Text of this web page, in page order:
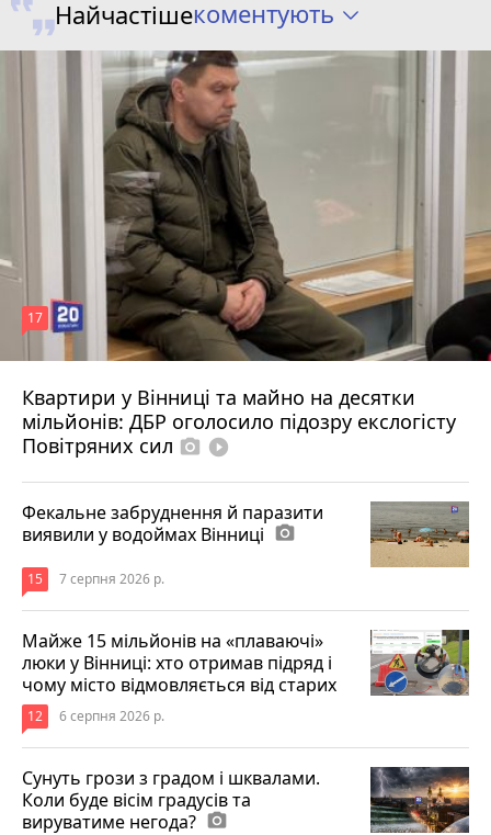
Найчастішекоментують
Квартири у Вінниці та майно на десятки
мільйонів: ДБР оголосило підозру екслогісту
Повітряних сил photo_camera play_circle_filled
17
6 серпня 2026 р.
Фекальне забруднення й паразити
виявили у водоймах Вінниці photo_camera
15 7 серпня 2026 р.
Майже 15 мільйонів на «плаваючі»
люки у Вінниці: хто отримав підряд і
чому місто відмовляється від старих
12 6 серпня 2026 р.
Сунуть грози з градом і шквалами.
Коли буде вісім градусів та
вируватиме негода? photo_camera